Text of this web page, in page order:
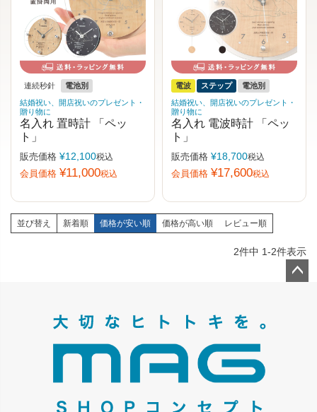
連続秒針
電池別
結婚祝い、開店祝いのプレゼント・
贈り物に
名入れ 置時計 「ペッ
ト」
販売価格 ¥12,100税込
会員価格 ¥11,000税込
電波 ステップ
電池別
結婚祝い、開店祝いのプレゼント・
贈り物に
名入れ 電波時計 「ペッ
ト」
販売価格 ¥18,700税込
会員価格 ¥17,600税込
並び替え 新着順 価格が安い順 価格が高い順 レビュー順
2件中 1-2件表示